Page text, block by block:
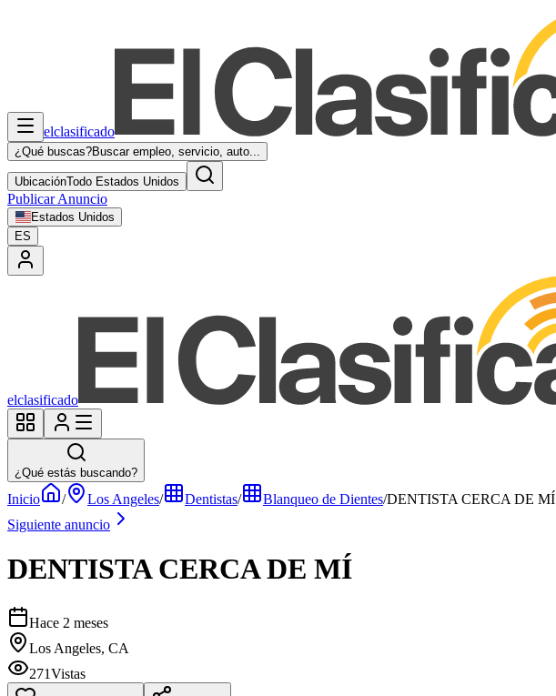
elclasificado
¿Qué buscas?Buscar empleo, servicio, auto...
UbicaciónTodo Estados Unidos
Publicar Anuncio
Estados Unidos
ES
elclasificado
¿Qué estás buscando?
Inicio / Los Angeles/ Dentistas/ Blanqueo de Dientes/DENTISTA CERCA DE MÍ
Siguiente anuncio
DENTISTA CERCA DE MÍ
Hace 2 meses
Los Angeles, CA
271Vistas